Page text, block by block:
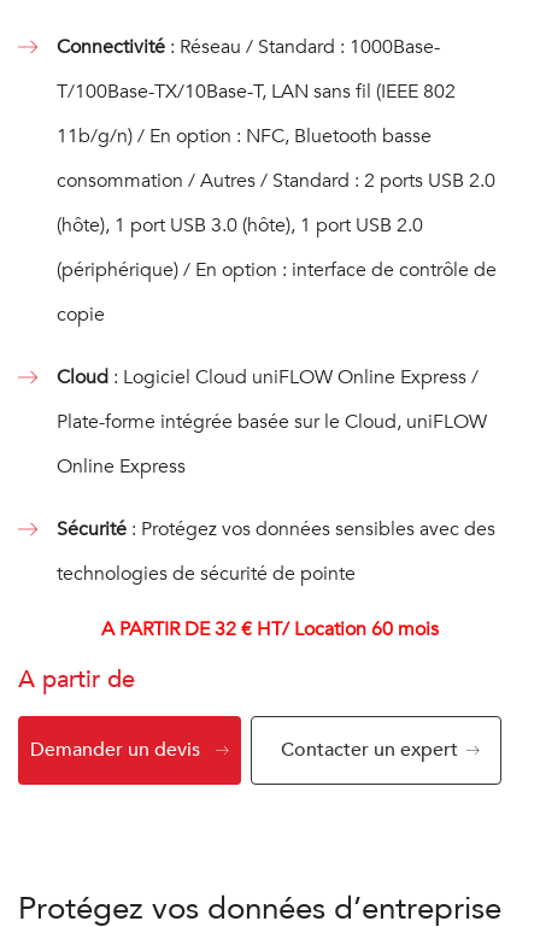
Connectivité : Réseau / Standard : 1000Base-
T/100Base-TX/10Base-T, LAN sans fil (IEEE 802
11b/g/n) / En option : NFC, Bluetooth basse
consommation / Autres / Standard : 2 ports USB 2.0
(hôte), 1 port USB 3.0 (hôte), 1 port USB 2.0
(périphérique) / En option : interface de contrôle de
copie
Cloud : Logiciel Cloud uniFLOW Online Express /
Plate-forme intégrée basée sur le Cloud, uniFLOW
Online Express
Sécurité : Protégez vos données sensibles avec des
technologies de sécurité de pointe
A PARTIR DE 32 € HT/ Location 60 mois
A partir de
Demander un devis Contacter un expert
Protégez vos données d’entreprise